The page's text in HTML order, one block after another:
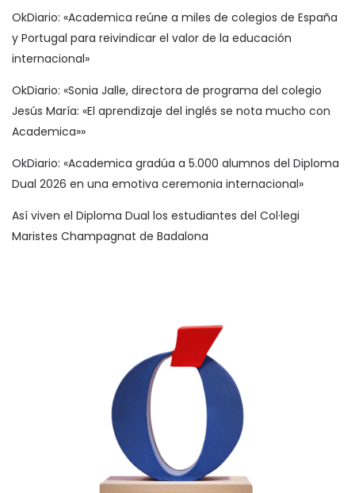
OkDiario: «Academica reúne a miles de colegios de España
y Portugal para reivindicar el valor de la educación
internacional»
OkDiario: «Sonia Jalle, directora de programa del colegio
Jesús María: «El aprendizaje del inglés se nota mucho con
Academica»»
OkDiario: «Academica gradúa a 5.000 alumnos del Diploma
Dual 2026 en una emotiva ceremonia internacional»
Así viven el Diploma Dual los estudiantes del Col·legi
Maristes Champagnat de Badalona